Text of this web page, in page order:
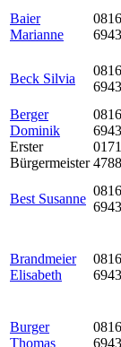
Baier
Marianne
Beck Silvia
Berger
Dominik
Erster
Bürgermeister
0171
Best Susanne
Brandmeier
Elisabeth
Burger
Thomas